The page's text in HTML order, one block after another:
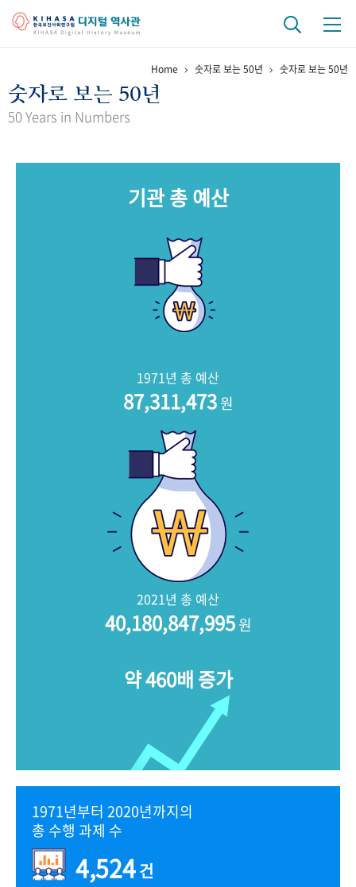
걸어온 길 기관 변천사 역대 기관장
키워드로 보는 연구 역사
문서 기록물 행정박물
Home 숫자로 보는 50년 숫자로 보는 50년
숫자로 보는 50년
50 Years in Numbers
기관 총 예산
1971년 총 예산
87,311,473원
2021년 총 예산
40,180,847,996원
약 460배 증가
1971년부터 2020년까지의
총 수행 과제 수
4,524건